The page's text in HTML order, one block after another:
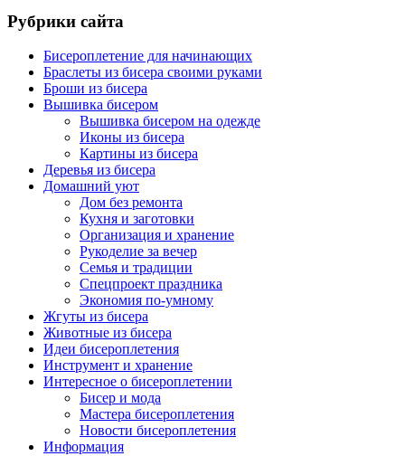
Рубрики сайта
Бисероплетение для начинающих
Браслеты из бисера своими руками
Броши из бисера
Вышивка бисером
Вышивка бисером на одежде
Иконы из бисера
Картины из бисера
Деревья из бисера
Домашний уют
Дом без ремонта
Кухня и заготовки
Организация и хранение
Рукоделие за вечер
Семья и традиции
Спецпроект праздника
Экономия по-умному
Жгуты из бисера
Животные из бисера
Идеи бисероплетения
Инструмент и хранение
Интересное о бисероплетении
Бисер и мода
Мастера бисероплетения
Новости бисероплетения
Информация